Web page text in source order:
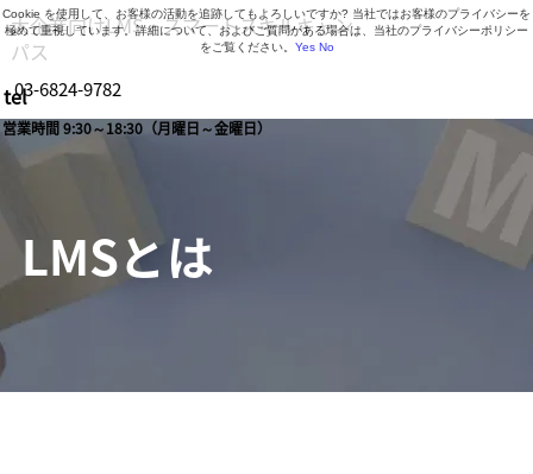
営業時間 9:30～18:30（月曜日～金曜日）
tel03-6824-9782
大企業向けLMS・スマートスキルキャン
パス
LMSとは
Cookie を使用して、お客様の活動を追跡してもよろしいですか? 当社ではお客様のプライバシーを
極めて重視しています。詳細について、およびご質問がある場合は、当社のプライバシーポリシー
をご覧ください。 Yes No